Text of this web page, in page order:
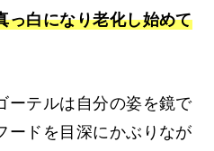
っ白になり老化し始めて
ーテルは自分の姿を鏡で
ードを目深にかぶりなが